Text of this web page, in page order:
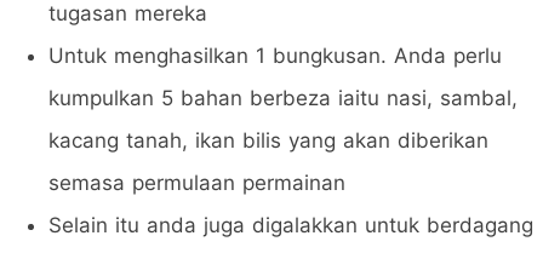
tugasan mereka
Untuk menghasilkan 1 bungkusan. Anda perlu
kumpulkan 5 bahan berbeza iaitu nasi, sambal,
kacang tanah, ikan bilis yang akan diberikan
semasa permulaan permainan
Selain itu anda juga digalakkan untuk berdagang